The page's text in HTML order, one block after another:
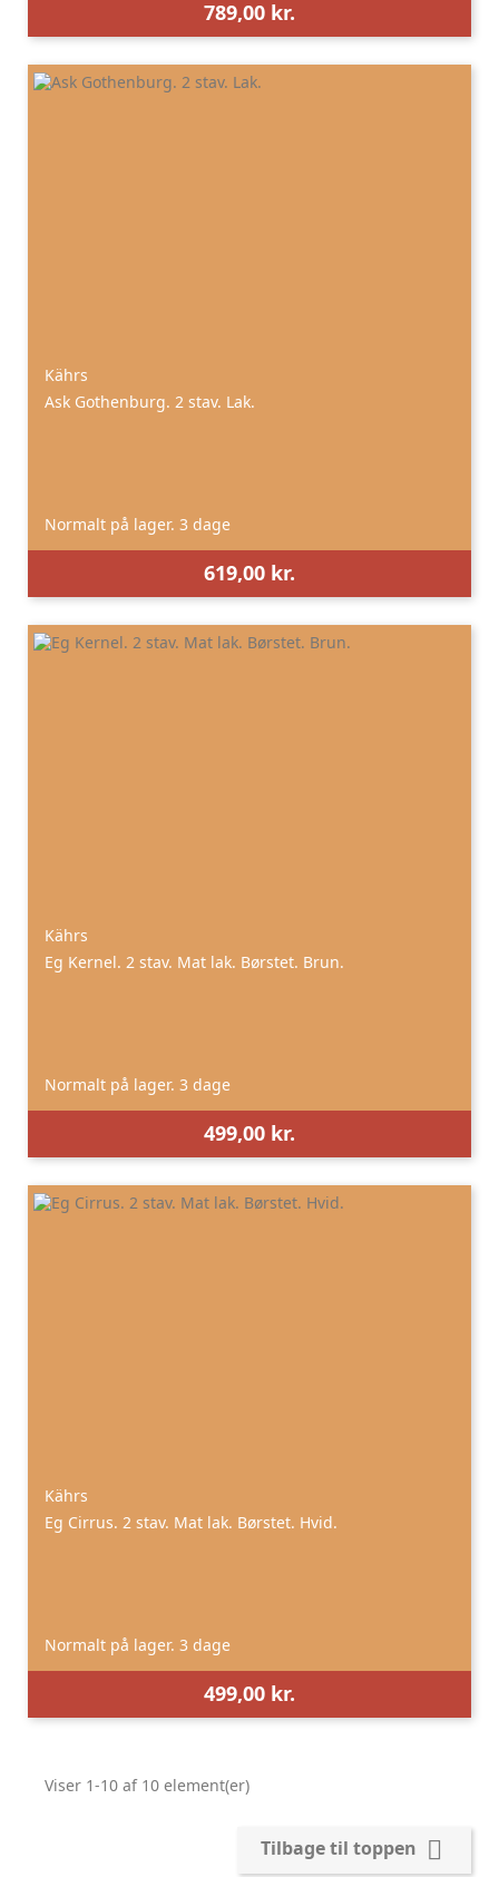
789,00 kr.
Kährs
Ask Gothenburg. 2 stav. Lak.
Normalt på lager. 3 dage
619,00 kr.
Kährs
Eg Kernel. 2 stav. Mat lak. Børstet. Brun.
Normalt på lager. 3 dage
499,00 kr.
Kährs
Eg Cirrus. 2 stav. Mat lak. Børstet. Hvid.
Normalt på lager. 3 dage
499,00 kr.
Viser 1-10 af 10 element(er)
Tilbage til toppen 